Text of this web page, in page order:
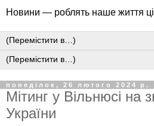
Новини — роблять наше життя
понеділок, 26 лютого 2024 р.
Мітинг у Вільнюсі на
України